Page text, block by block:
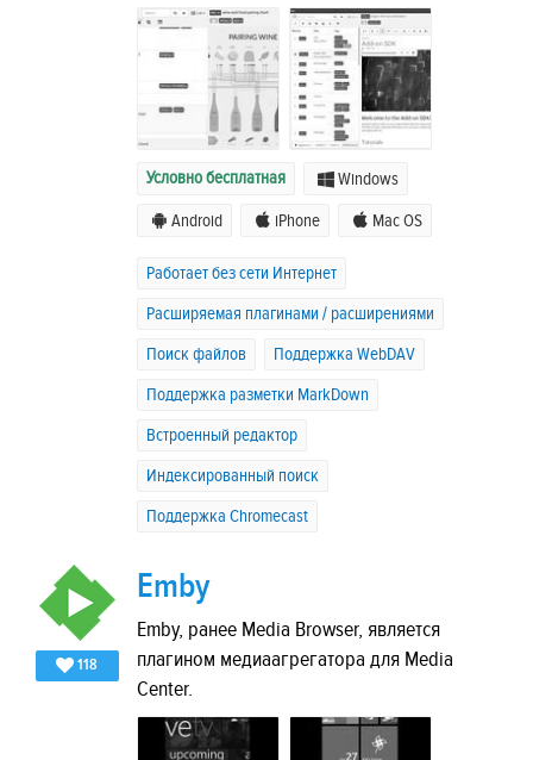
Условно бесплатная Windows
Android iPhone Mac OS
Работает без сети Интернет
Расширяемая плагинами / расширениями
Поиск файлов
Поддержка WebDAV
Поддержка разметки MarkDown
Встроенный редактор
Индексированный поиск
Поддержка Chromecast
118
Emby
Emby, ранее Media Browser, является
плагином медиаагрегатора для Media
Center.